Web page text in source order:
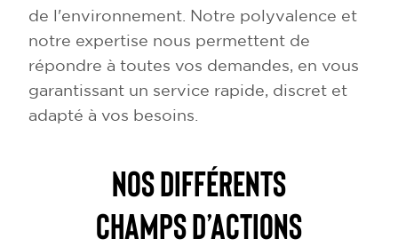
de l'environnement. Notre polyvalence et
notre expertise nous permettent de
répondre à toutes vos demandes, en vous
garantissant un service rapide, discret et
adapté à vos besoins.
NOS DIFFÉRENTS
CHAMPS D’ACTIONS